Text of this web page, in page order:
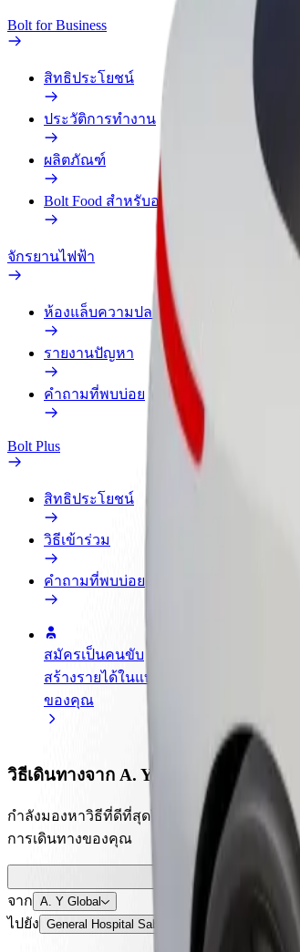
Bolt for Business
สิทธิประโยชน์
ประวัติการทำงาน
ผลิตภัณฑ์
Bolt Food สำหรับองค์กร
จักรยานไฟฟ้า
ห้องแล็บความปลอดภัย
รายงานปัญหา
คำถามที่พบบ่อย
Bolt Plus
สิทธิประโยชน์
วิธีเข้าร่วม
คำถามที่พบบ่อย
สมัครเป็นคนขับ
สร้างรายได้ในแบบ
ของคุณ
ส่งอาหารและรับรา
วิธีเดินทางจาก A. Y Global ไปยัง
กำลังมองหาวิธีที่ดีที่สุดในการเดินทางจาก A. Y
การเดินทางของคุณ
จาก A. Y Global
ไปยัง General Hospital Sabontasha Kaduna Majalisa